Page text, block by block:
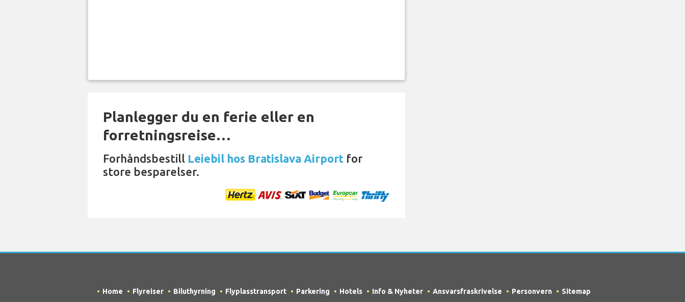
Planlegger du en ferie eller en
forretningsreise…
Forhåndsbestill Leiebil hos Bratislava Airport for
store besparelser.
Home Flyreiser Biluthyrning Flyplasstransport Parkering Hotels Info & Nyheter Ansvarsfraskrivelse Personvern Sitemap